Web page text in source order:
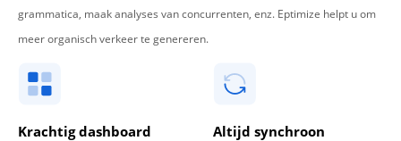
grammatica, maak analyses van concurrenten, enz. Eptimize helpt u om
meer organisch verkeer te genereren.
Krachtig dashboard Altijd synchroon